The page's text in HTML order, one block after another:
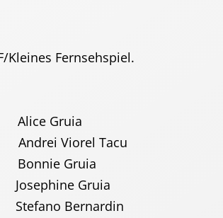
Kleines Fernsehspiel.
Gruia
Viorel Tacu
Gruia
Gruia
Bernardin